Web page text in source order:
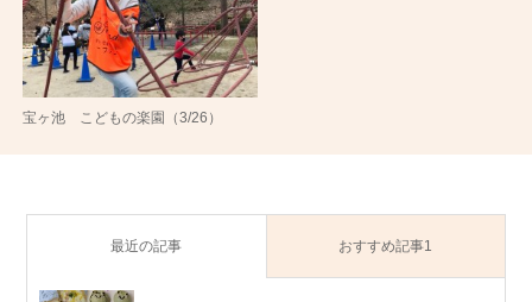
宝ヶ池 こどもの楽園（3/26）
最近の記事 おすすめ記事1